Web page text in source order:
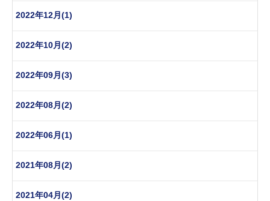
2022年12月(1)
2022年10月(2)
2022年09月(3)
2022年08月(2)
2022年06月(1)
2021年08月(2)
2021年04月(2)